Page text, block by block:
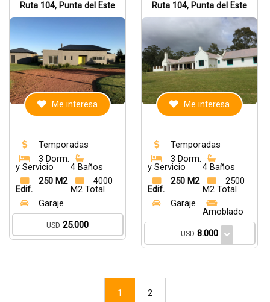
Ruta 104, Punta del Este
Me interesa
Temporadas
3 Dorm.
y Servicio
4 Baños
250 M2
Edif.
4000
M2 Total
Garaje
USD 25.000
Ruta 104, Punta del Este
Me interesa
Temporadas
3 Dorm.
y Servicio
4 Baños
250 M2
Edif.
2500
M2 Total
Garaje
Amoblado
USD 8.000
1 2